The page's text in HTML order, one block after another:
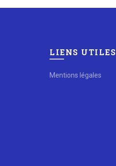
LIENS UTILES
Mentions légales